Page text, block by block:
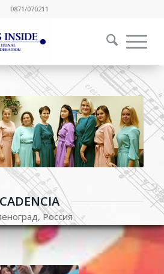
0871/070211
CADENCIA
Россия